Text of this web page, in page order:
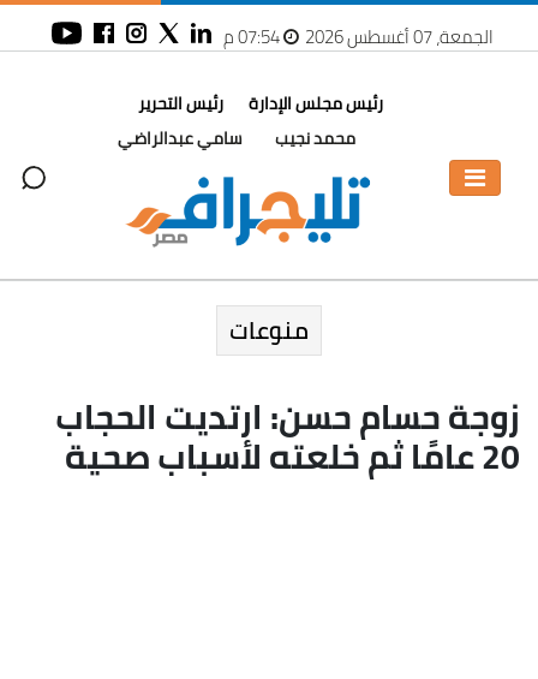
الجمعة، 07 أغسطس 2026 07:54 م
رئيس مجلس الإدارة
محمد نجيب
رئيس التحرير
سامي عبدالراضي
منوعات
زوجة حسام حسن: ارتديت الحجاب
20 عامًا ثم خلعته لأسباب صحية